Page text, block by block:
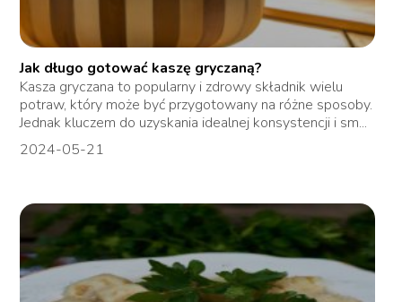
Jak długo gotować kaszę gryczaną?
Kasza gryczana to popularny i zdrowy składnik wielu
potraw, który może być przygotowany na różne sposoby.
Jednak kluczem do uzyskania idealnej konsystencji i sm...
2024-05-21